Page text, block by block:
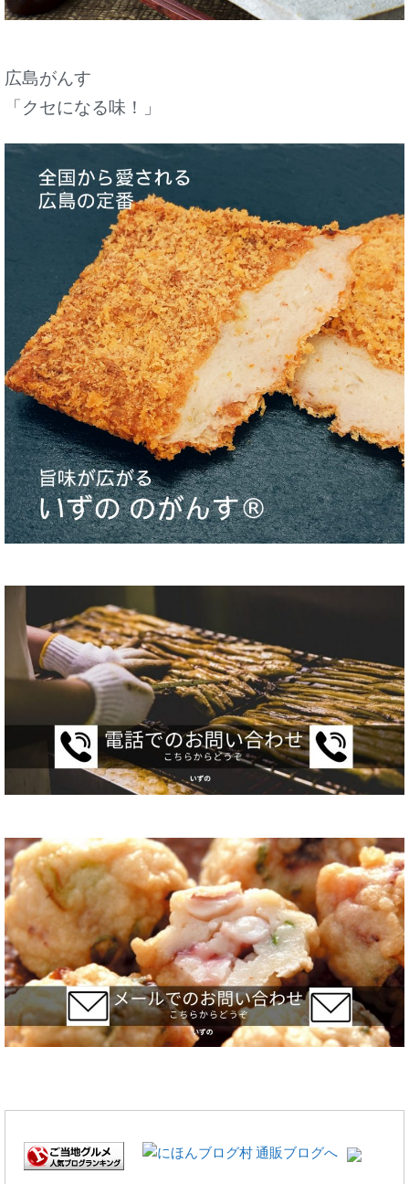
広島がんす
「クセになる味！」